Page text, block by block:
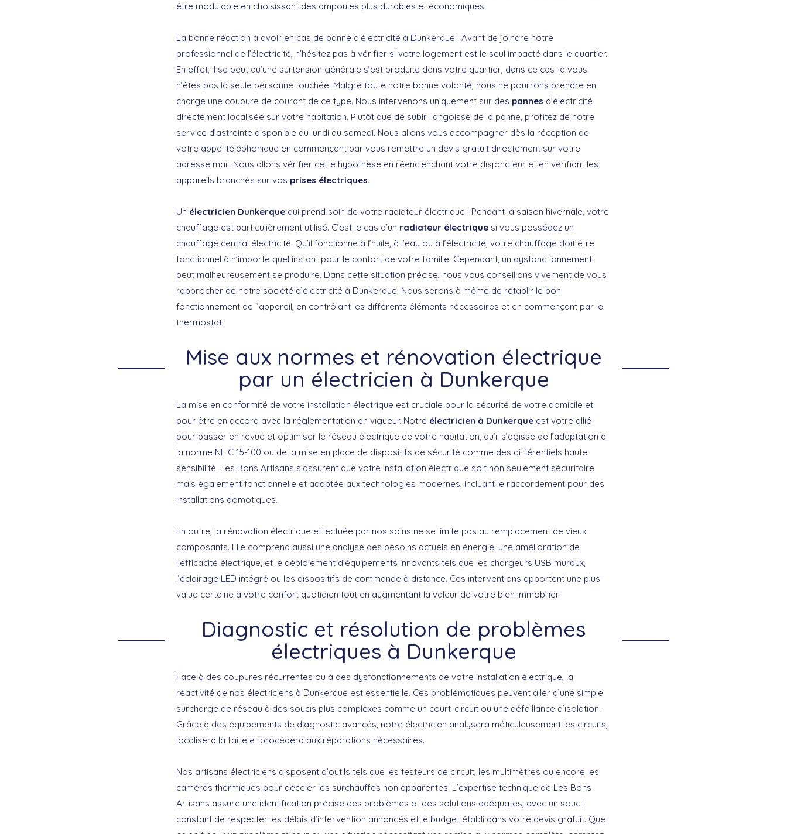
être modulable en choisissant des ampoules plus durables et économiques.
La bonne réaction à avoir en cas de panne d’électricité à Dunkerque : Avant de joindre notre
professionnel de l’électricité, n’hésitez pas à vérifier si votre logement est le seul impacté dans le quartier.
En effet, il se peut qu’une surtension générale s’est produite dans votre quartier, dans ce cas-là vous
n’êtes pas la seule personne touchée. Malgré toute notre bonne volonté, nous ne pourrons prendre en
charge une coupure de courant de ce type. Nous intervenons uniquement sur des pannes d’électricité
directement localisée sur votre habitation. Plutôt que de subir l’angoisse de la panne, profitez de notre
service d’astreinte disponible du lundi au samedi. Nous allons vous accompagner dès la réception de
votre appel téléphonique en commençant par vous remettre un devis gratuit directement sur votre
adresse mail. Nous allons vérifier cette hypothèse en réenclenchant votre disjoncteur et en vérifiant les
appareils branchés sur vos prises électriques.
Un électricien Dunkerque qui prend soin de votre radiateur électrique : Pendant la saison hivernale, votre
chauffage est particulièrement utilisé. C’est le cas d’un radiateur électrique si vous possédez un
chauffage central électricité. Qu’il fonctionne à l’huile, à l’eau ou à l’électricité, votre chauffage doit être
fonctionnel à n’importe quel instant pour le confort de votre famille. Cependant, un dysfonctionnement
peut malheureusement se produire. Dans cette situation précise, nous vous conseillons vivement de vous
rapprocher de notre société d’électricité à Dunkerque. Nous serons à même de rétablir le bon
fonctionnement de l’appareil, en contrôlant les différents éléments nécessaires et en commençant par le
thermostat.
Mise aux normes et rénovation électrique
par un électricien à Dunkerque
La mise en conformité de votre installation électrique est cruciale pour la sécurité de votre domicile et
pour être en accord avec la réglementation en vigueur. Notre électricien à Dunkerque est votre allié
pour passer en revue et optimiser le réseau électrique de votre habitation, qu’il s’agisse de l’adaptation à
la norme NF C 15-100 ou de la mise en place de dispositifs de sécurité comme des différentiels haute
sensibilité. Les Bons Artisans s’assurent que votre installation électrique soit non seulement sécuritaire
mais également fonctionnelle et adaptée aux technologies modernes, incluant le raccordement pour des
installations domotiques.
En outre, la rénovation électrique effectuée par nos soins ne se limite pas au remplacement de vieux
composants. Elle comprend aussi une analyse des besoins actuels en énergie, une amélioration de
l’efficacité électrique, et le déploiement d’équipements innovants tels que les chargeurs USB muraux,
l’éclairage LED intégré ou les dispositifs de commande à distance. Ces interventions apportent une plus-
value certaine à votre confort quotidien tout en augmentant la valeur de votre bien immobilier.
Diagnostic et résolution de problèmes
électriques à Dunkerque
Face à des coupures récurrentes ou à des dysfonctionnements de votre installation électrique, la
réactivité de nos électriciens à Dunkerque est essentielle. Ces problématiques peuvent aller d’une simple
surcharge de réseau à des soucis plus complexes comme un court-circuit ou une défaillance d’isolation.
Grâce à des équipements de diagnostic avancés, notre électricien analysera méticuleusement les circuits,
localisera la faille et procédera aux réparations nécessaires.
Nos artisans électriciens disposent d’outils tels que les testeurs de circuit, les multimètres ou encore les
caméras thermiques pour déceler les surchauffes non apparentes. L’expertise technique de Les Bons
Artisans assure une identification précise des problèmes et des solutions adéquates, avec un souci
constant de respecter les délais d’intervention annoncés et le budget établi dans votre devis gratuit. Que